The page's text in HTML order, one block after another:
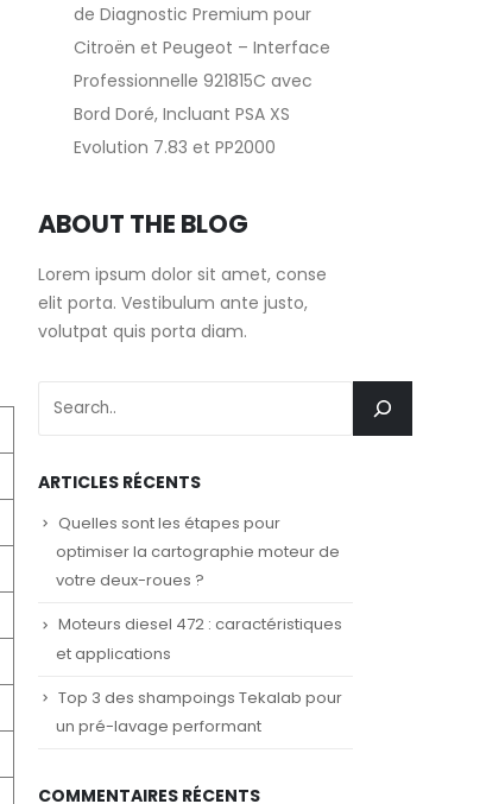
de Diagnostic Premium pour
Citroën et Peugeot – Interface
Professionnelle 921815C avec
Bord Doré, Incluant PSA XS
Evolution 7.83 et PP2000
ABOUT THE BLOG
Lorem ipsum dolor sit amet, conse
elit porta. Vestibulum ante justo,
volutpat quis porta diam.
ARTICLES RÉCENTS
Quelles sont les étapes pour
optimiser la cartographie moteur de
votre deux-roues ?
Moteurs diesel 472 : caractéristiques
et applications
Top 3 des shampoings Tekalab pour
un pré-lavage performant
COMMENTAIRES RÉCENTS